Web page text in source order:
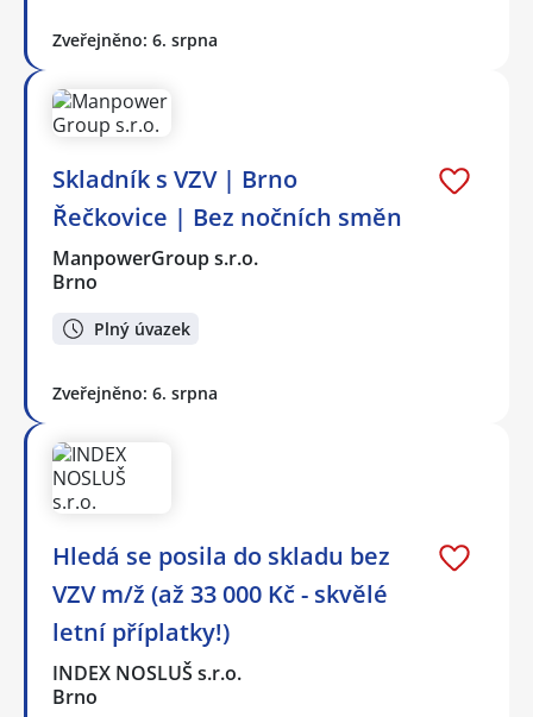
Zveřejněno: 6. srpna
Skladník s VZV | Brno
Řečkovice | Bez nočních směn
ManpowerGroup s.r.o.
Brno
Plný úvazek
Zveřejněno: 6. srpna
Hledá se posila do skladu bez
VZV m/ž (až 33 000 Kč - skvělé
letní příplatky!)
INDEX NOSLUŠ s.r.o.
Brno